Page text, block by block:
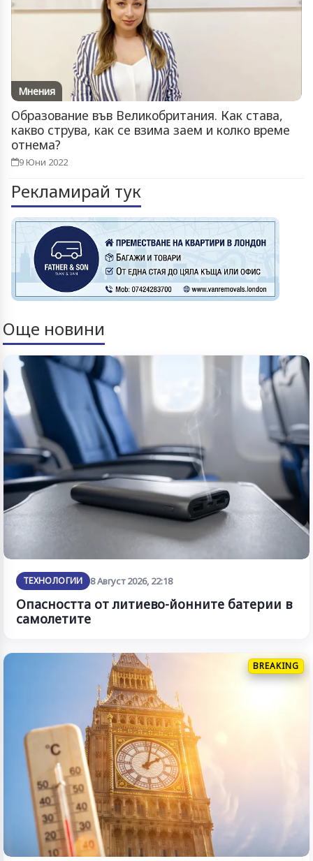
Мнения
Образование във Великобритания. Как става,
какво струва, как се взима заем и колко време
отнема?
9 Юни 2022
Рекламирай тук
Още новини
ТЕХНОЛОГИИ 8 Август 2026, 22:18
Опасността от литиево-йонните батерии в
самолетите
BREAKING